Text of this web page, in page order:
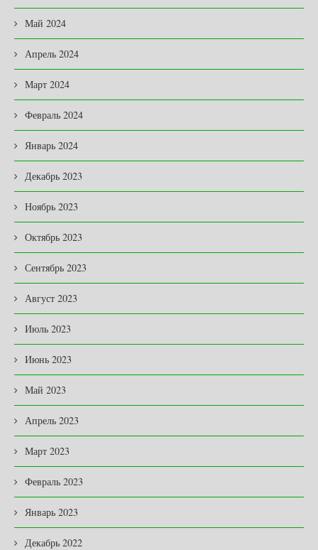
Май 2024
Апрель 2024
Март 2024
Февраль 2024
Январь 2024
Декабрь 2023
Ноябрь 2023
Октябрь 2023
Сентябрь 2023
Август 2023
Июль 2023
Июнь 2023
Май 2023
Апрель 2023
Март 2023
Февраль 2023
Январь 2023
Декабрь 2022